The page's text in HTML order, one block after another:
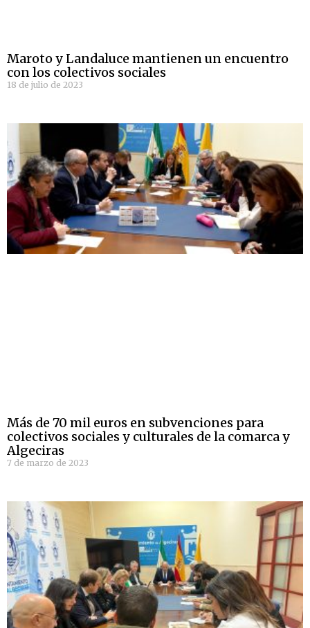
Maroto y Landaluce mantienen un encuentro
con los colectivos sociales
18 de julio de 2023
Más de 70 mil euros en subvenciones para
colectivos sociales y culturales de la comarca y
Algeciras
7 de marzo de 2023